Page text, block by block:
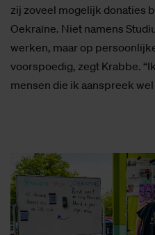
zij zoveel mogelijk donaties
Oekraïne. Niet namens
werken, maar op
voorspoedig, zegt Krabbe.
mensen die ik aanspreek wel